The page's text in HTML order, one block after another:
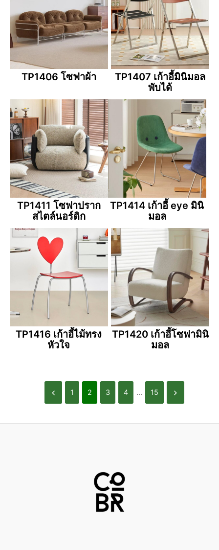
TP1406 โซฟาผ้า
TP1407 เก้าอี้มินิมอล
พับได้
TP1411 โซฟาปราก
สไตล์นอร์ดิก
TP1414 เก้าอี้ eye มินิ
มอล
TP1416 เก้าอี้ไม้ทรง
หัวใจ
TP1420 เก้าอี้โซฟามินิ
มอล
1 2 3 4 ... 15